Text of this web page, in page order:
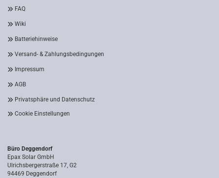
FAQ
Wiki
Batteriehinweise
Versand- & Zahlungsbedingungen
Impressum
AGB
Privatsphäre und Datenschutz
Cookie Einstellungen
Büro Deggendorf
Epax Solar GmbH
Ulrichsbergerstraße 17, G2
94469 Deggendorf